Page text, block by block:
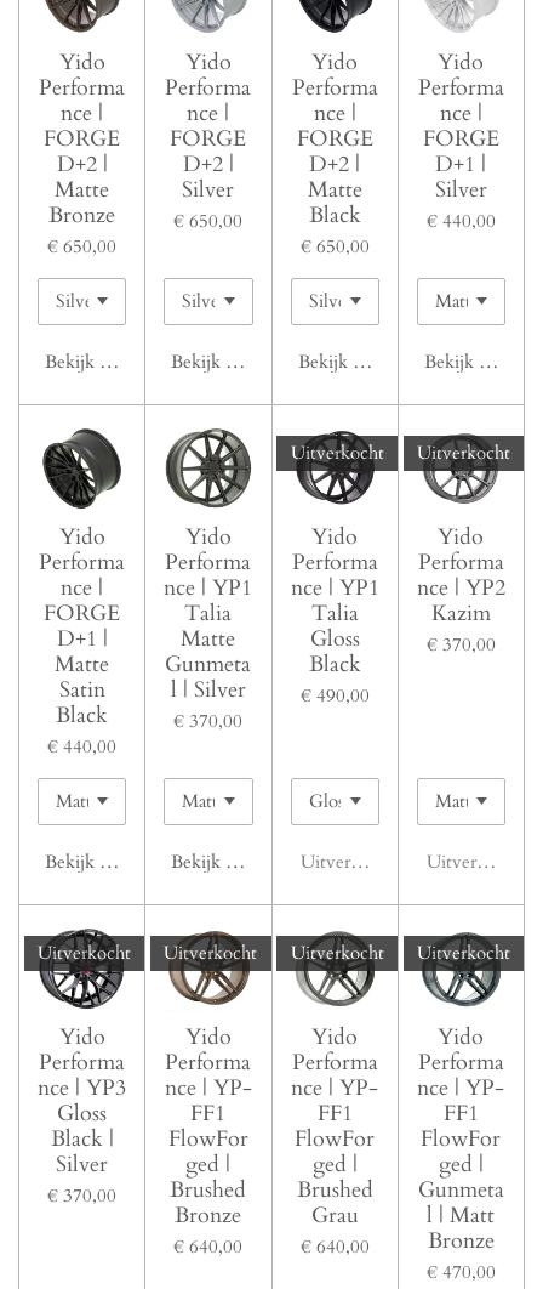
Yido
Performa
nce |
FORGE
D+2 |
Matte
Bronze
€ 650,00
Bekijk details
Yido
Performa
nce |
FORGE
D+2 |
Silver
€ 650,00
Bekijk details
Yido
Performa
nce |
FORGE
D+2 |
Matte
Black
€ 650,00
Bekijk details
Yido
Performa
nce |
FORGE
D+1 |
Silver
€ 440,00
Bekijk details
Yido
Performa
nce |
FORGE
D+1 |
Matte
Satin
Black
€ 440,00
Bekijk details
Yido
Performa
nce | YP1
Talia
Matte
Gunmeta
l | Silver
€ 370,00
Bekijk details
Uitverkocht
Yido
Performa
nce | YP1
Talia
Gloss
Black
€ 490,00
Uitverkocht
Uitverkocht
Yido
Performa
nce | YP2
Kazim
€ 370,00
Uitverkocht
Uitverkocht
Yido
Performa
nce | YP3
Gloss
Black |
Silver
€ 370,00
Uitverkocht
Yido
Performa
nce | YP-
FF1
FlowFor
ged |
Brushed
Bronze
€ 640,00
Uitverkocht
Yido
Performa
nce | YP-
FF1
FlowFor
ged |
Brushed
Grau
€ 640,00
Uitverkocht
Yido
Performa
nce | YP-
FF1
FlowFor
ged |
Gunmeta
l | Matt
Bronze
€ 470,00